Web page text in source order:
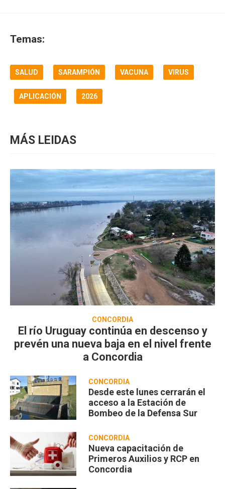
Temas:
SALUD SARAMPIÓN VACUNA VIRUS
APLICACIÓN 2026
MÁS LEIDAS
CONCORDIA
El río Uruguay continúa en descenso y
prevén una nueva baja en el nivel frente
a Concordia
CONCORDIA
Desde este lunes cerrarán el
acceso a la Estación de
Bombeo de la Defensa Sur
CONCORDIA
Nueva capacitación de
Primeros Auxilios y RCP en
Concordia